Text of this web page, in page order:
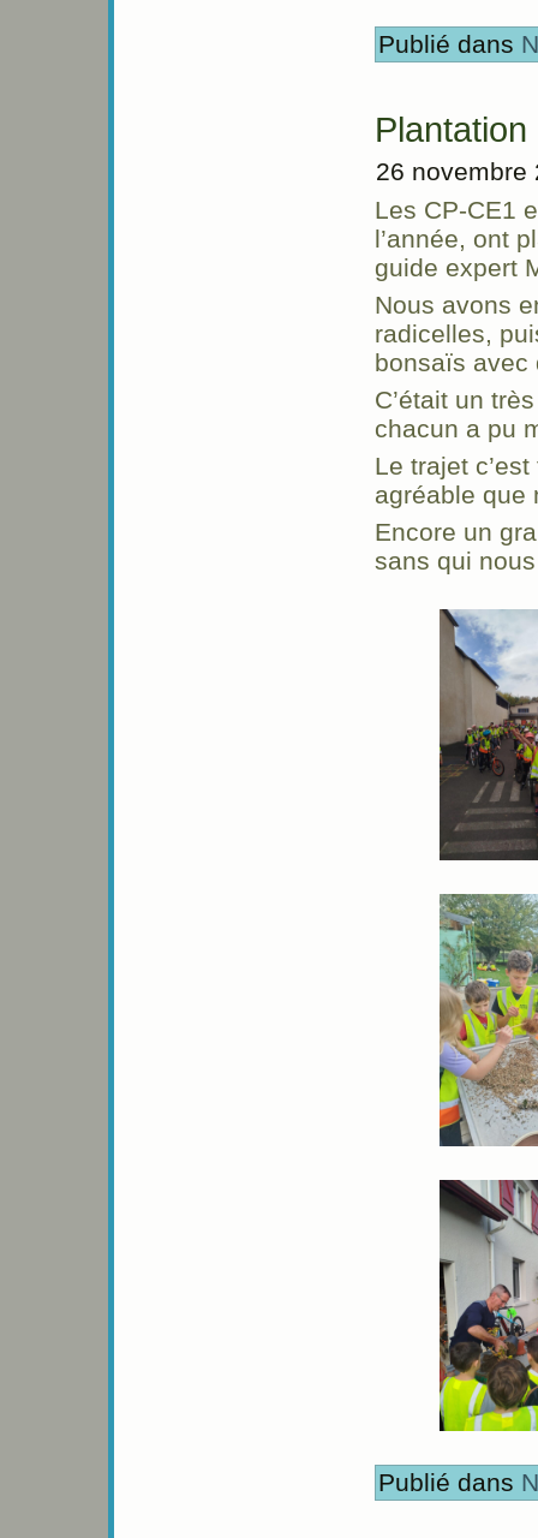
Publié dans
26 novembre
Les CP-CE1
l’année, ont
guide expert
Nous avons
radicelles,
bonsaïs avec
C’était un
chacun a pu
Le trajet
agréable que
Encore un
sans qui
Publié dans